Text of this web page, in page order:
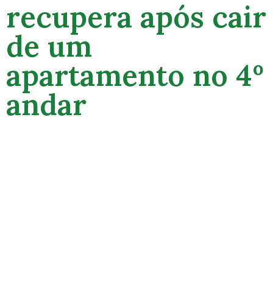
recupera após cair
de um
apartamento no 4º
andar